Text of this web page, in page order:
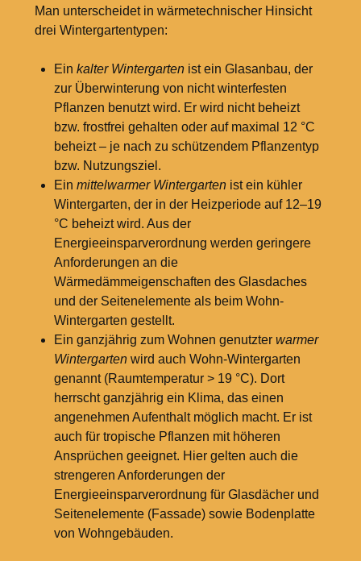
Man unterscheidet in wärmetechnischer Hinsicht
drei Wintergartentypen:
Ein kalter Wintergartenist ein Glasanbau, der
zur Überwinterung von nicht winterfesten
Pflanzen benutzt wird. Er wird nicht beheizt
bzw. frostfrei gehalten oder auf maximal 12 °C
beheizt – je nach zu schützendem Pflanzentyp
bzw. Nutzungsziel.
Ein mittelwarmer Wintergartenist ein kühler
Wintergarten, der in der Heizperiode auf 12–19
°C beheizt wird. Aus der
Energieeinsparverordnung werden geringere
Anforderungen an die
Wärmedämmeigenschaften des Glasdaches
und der Seitenelemente als beim Wohn-
Wintergarten gestellt.
Ein ganzjährig zum Wohnen genutzter warmer
Wintergartenwird auch Wohn-Wintergarten
genannt (Raumtemperatur > 19 °C). Dort
herrscht ganzjährig ein Klima, das einen
angenehmen Aufenthalt möglich macht. Er ist
auch für tropische Pflanzen mit höheren
Ansprüchen geeignet. Hier gelten auch die
strengeren Anforderungen der
Energieeinsparverordnung für Glasdächer und
Seitenelemente (Fassade) sowie Bodenplatte
von Wohngebäuden.